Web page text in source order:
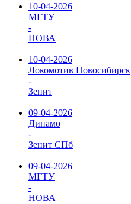
10-04-2026
МГТУ
-
НОВА
10-04-2026
Локомотив Новосибирск
-
Зенит
09-04-2026
Динамо
-
Зенит СПб
09-04-2026
МГТУ
-
НОВА